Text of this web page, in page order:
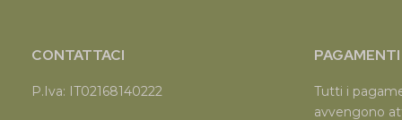
CONTATTACI
P.Iva: IT02168140222
Tutti i
avvengono